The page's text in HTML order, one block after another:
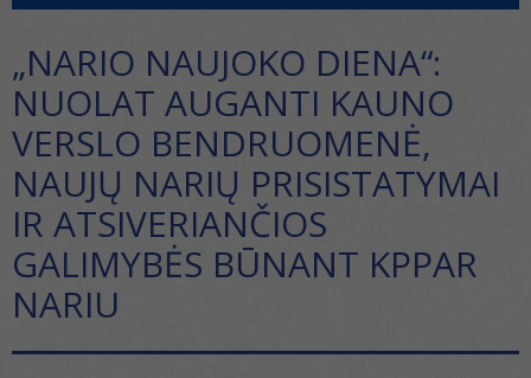
„NARIO NAUJOKO DIENA“:
NUOLAT AUGANTI KAUNO
VERSLO BENDRUOMENĖ,
NAUJŲ NARIŲ PRISISTATYMAI
IR ATSIVERIANČIOS
GALIMYBĖS BŪNANT KPPAR
NARIU